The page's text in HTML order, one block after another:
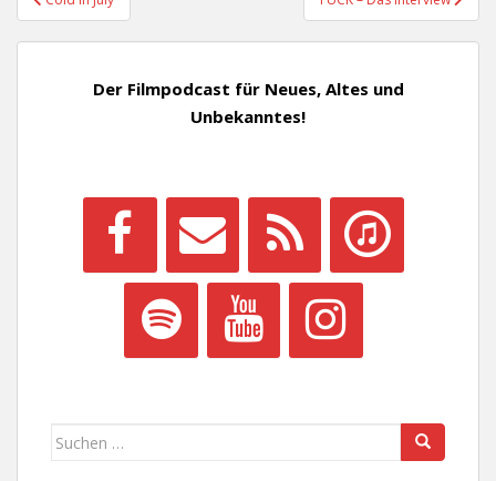
Der Filmpodcast für Neues, Altes und
Unbekanntes!
Suchen